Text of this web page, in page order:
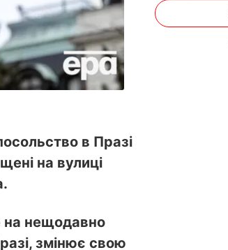
в Празі
на вулиці
на нещодавно
змінює свою